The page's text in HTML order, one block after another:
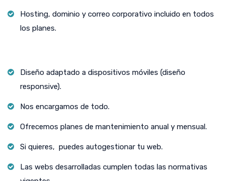
Hosting, dominio y correo corporativo incluido en todos
los planes.
Diseño adaptado a dispositivos móviles (diseño
responsive).
Nos encargamos de todo.
Ofrecemos planes de mantenimiento anual y mensual.
Si quieres, puedes autogestionar tu web.
Las webs desarrolladas cumplen todas las normativas